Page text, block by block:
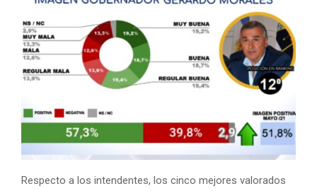
Respecto a los intendentes, los cinco mejores valorados